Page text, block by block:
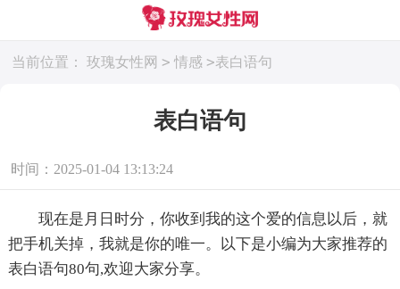
当前位置： 玫瑰女性网 > 情感 >表白语句
表白语句
时间：2025-01-04 13:13:24
现在是月日时分，你收到我的这个爱的信息以后，就
把手机关掉，我就是你的唯一。以下是小编为大家推荐的
表白语句80句,欢迎大家分享。